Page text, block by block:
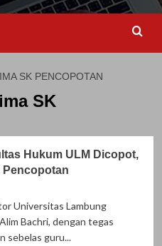
SK PENCOPOTAN
SK
Hukum ULM Dicopot,
Pencopotan
Universitas Lambung
Bachri, dengan tegas
sebelas guru...